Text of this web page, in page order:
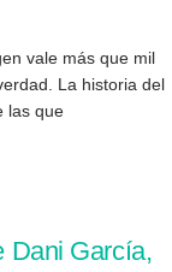
vale más que mil
La historia del
las que
Dani García,